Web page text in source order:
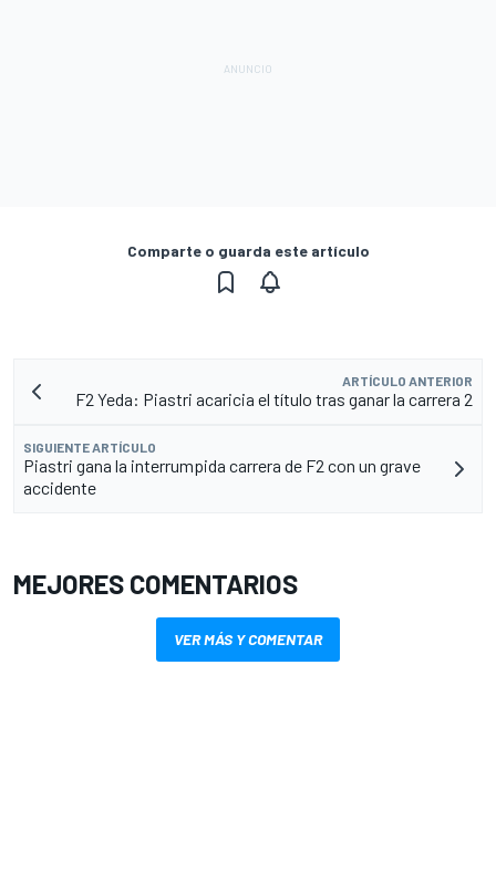
Comparte o guarda este artículo
ARTÍCULO ANTERIOR
F2 Yeda: Piastri acaricia el título tras ganar la carrera 2
SIGUIENTE ARTÍCULO
Piastri gana la interrumpida carrera de F2 con un grave
accidente
MEJORES COMENTARIOS
VER MÁS Y COMENTAR